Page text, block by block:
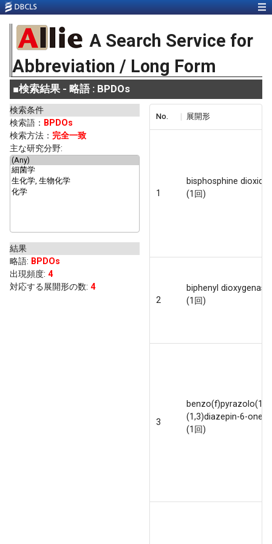
A Search Service for
Abbreviation / Long Form
■検索結果 - 略語 : BPDOs
検索条件
検索語： BPDOs
検索方法： 完全一致
主な研究分野:
結果
略語: BPDOs
出現頻度: 4
対応する展開形の数: 4
No. 展開形
1
bisphosphine
(1回)
2
biphenyl
(1回)
3
(1,3)diazepin-6-ones
(1回)